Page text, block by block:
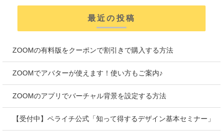
最近の投稿
ZOOMの有料版をクーポンで割引きで購入する方法
ZOOMでアバターが使えます！使い方もご案内♪
ZOOMのアプリでバーチャル背景を設定する方法
【受付中】ペライチ公式「知って得するデザイン基本セミナー」